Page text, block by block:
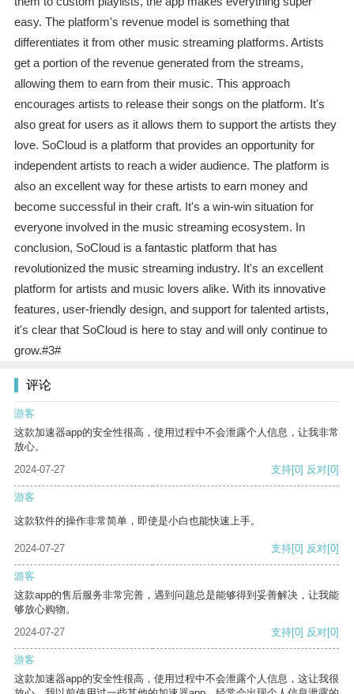
easy. The platform's revenue model is something that
differentiates it from other music streaming platforms. Artists
get a portion of the revenue generated from the streams,
allowing them to earn from their music. This approach
encourages artists to release their songs on the platform. It's
also great for users as it allows them to support the artists they
love. SoCloud is a platform that provides an opportunity for
independent artists to reach a wider audience. The platform is
also an excellent way for these artists to earn money and
become successful in their craft. It's a win-win situation for
everyone involved in the music streaming ecosystem. In
conclusion, SoCloud is a fantastic platform that has
revolutionized the music streaming industry. It's an excellent
platform for artists and music lovers alike. With its innovative
features, user-friendly design, and support for talented artists,
it's clear that SoCloud is here to stay and will only continue to
grow.#3#
评论
游客
这款加速器app的安全性很高，使用过程中不会泄露个人信息，让我非常
放心。
2024-07-27
支持[0] 反对[0]
游客
这款软件的操作非常简单，即使是小白也能快速上手。
2024-07-27 支持[0] 反对[0]
游客
这款app的售后服务非常完善，遇到问题总是能够得到妥善解决，让我能
够放心购物。
2024-07-27
支持[0] 反对[0]
游客
这款加速器app的安全性很高，使用过程中不会泄露个人信息，这让我很